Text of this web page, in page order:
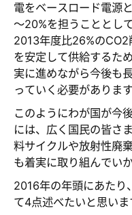
電をベースロード電源
～20%を担うこととし
2013年度比26%のCO2
を安定して供給するた
実に進めながら今後も
っていく必要があります
このようにわが国が今
には、広く国民の皆さ
料サイクルや放射性廃
も着実に取り組んでい
2016年の年頭にあたり
て4点述べたいと思いま